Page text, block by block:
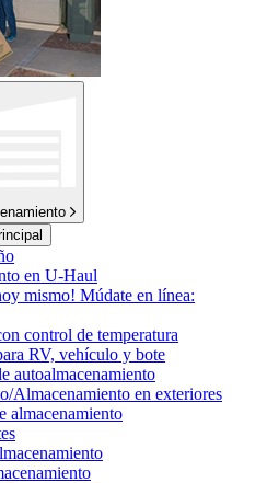
en U-Haul
mismo! Múdate en línea:
control de temperatura
RV, vehículo y bote
autoalmacenamiento
Almacenamiento en exteriores
almacenamiento